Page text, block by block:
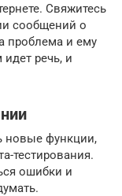
Свяжитесь
сообщений о
проблема и ему
речь, и
новые функции,
тестирования.
ошибки и